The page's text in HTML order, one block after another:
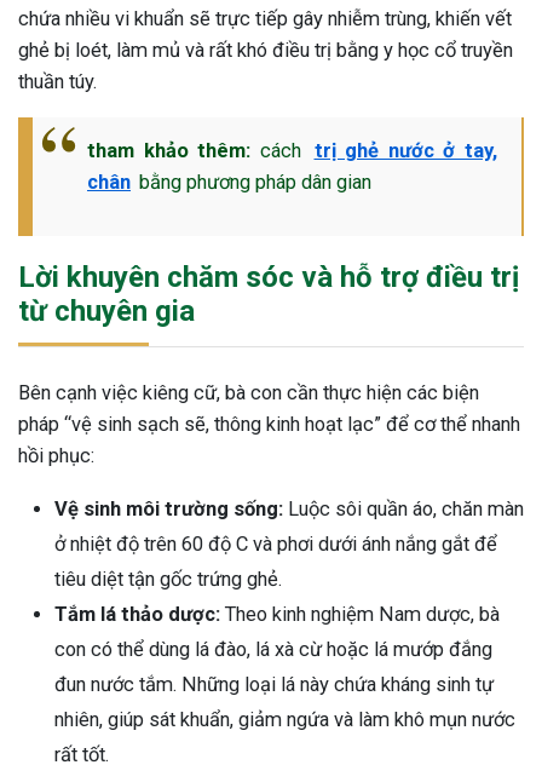
chứa nhiều vi khuẩn sẽ trực tiếp gây nhiễm trùng, khiến vết
ghẻ bị loét, làm mủ và rất khó điều trị bằng y học cổ truyền
thuần túy.
tham khảo thêm: cách trị ghẻ nước ở tay,
chân bằng phương pháp dân gian
Lời khuyên chăm sóc và hỗ trợ điều trị
từ chuyên gia
Bên cạnh việc kiêng cữ, bà con cần thực hiện các biện
pháp “vệ sinh sạch sẽ, thông kinh hoạt lạc” để cơ thể nhanh
hồi phục:
Vệ sinh môi trường sống: Luộc sôi quần áo, chăn màn
ở nhiệt độ trên 60 độ C và phơi dưới ánh nắng gắt để
tiêu diệt tận gốc trứng ghẻ.
Tắm lá thảo dược: Theo kinh nghiệm Nam dược, bà
con có thể dùng lá đào, lá xà cừ hoặc lá mướp đắng
đun nước tắm. Những loại lá này chứa kháng sinh tự
nhiên, giúp sát khuẩn, giảm ngứa và làm khô mụn nước
rất tốt.